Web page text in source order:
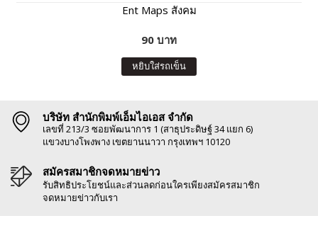
Ent Maps สังคม
90 บาท
หยิบใส่รถเข็น
บริษัท สำนักพิมพ์เอ็มไอเอส จำกัด
เลขที่ 213/3 ซอยพัฒนาการ 1 (สาธุประดิษฐ์ 34 แยก 6)
แขวงบางโพงพาง เขตยานนาวา กรุงเทพฯ 10120
สมัครสมาชิกจดหมายข่าว
รับสิทธิประโยชน์และส่วนลดก่อนใครเพียงสมัครสมาชิก
จดหมายข่าวกับเรา